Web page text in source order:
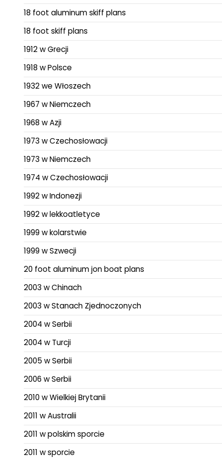
18 foot aluminum skiff plans
18 foot skiff plans
1912 w Grecji
1918 w Polsce
1932 we Włoszech
1967 w Niemczech
1968 w Azji
1973 w Czechosłowacji
1973 w Niemczech
1974 w Czechosłowacji
1992 w Indonezji
1992 w lekkoatletyce
1999 w kolarstwie
1999 w Szwecji
20 foot aluminum jon boat plans
2003 w Chinach
2003 w Stanach Zjednoczonych
2004 w Serbii
2004 w Turcji
2005 w Serbii
2006 w Serbii
2010 w Wielkiej Brytanii
2011 w Australii
2011 w polskim sporcie
2011 w sporcie